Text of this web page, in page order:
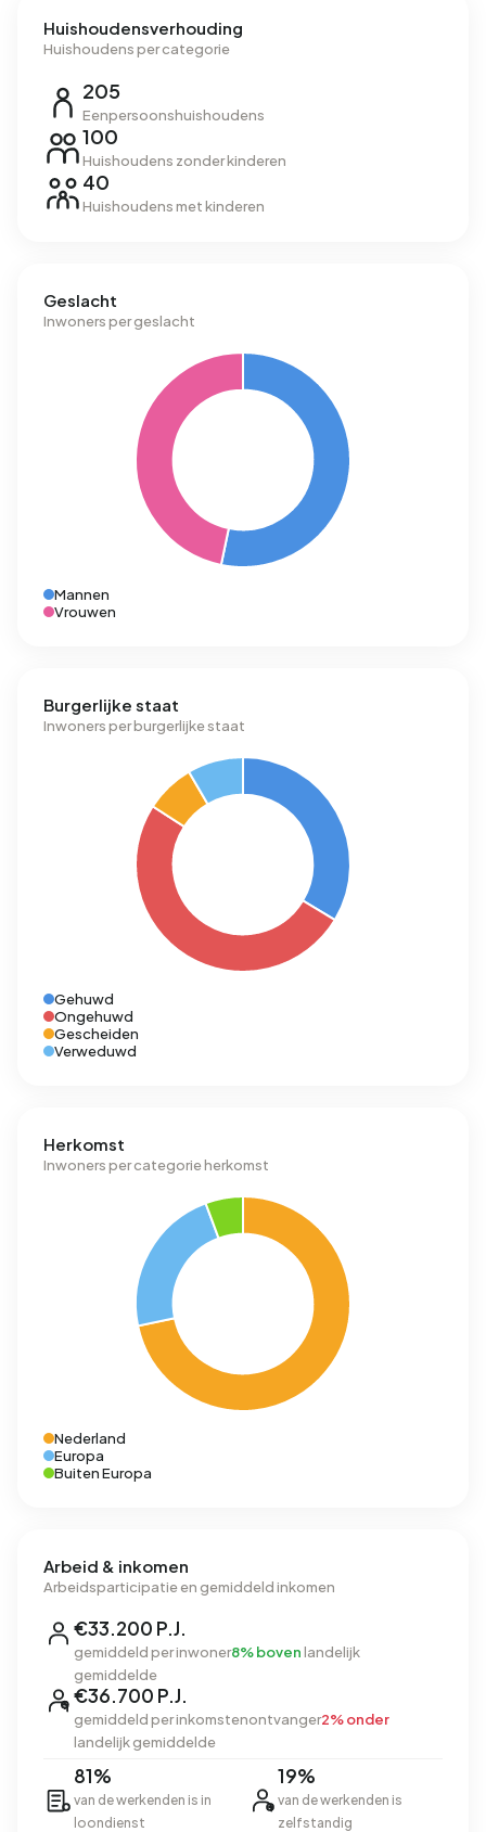
Huishoudensverhouding
Huishoudens per categorie
205
Eenpersoonshuishoudens
100
Huishoudens zonder kinderen
40
Huishoudens met kinderen
Geslacht
Inwoners per geslacht
Mannen
Vrouwen
Burgerlijke staat
Inwoners per burgerlijke staat
Gehuwd
Ongehuwd
Gescheiden
Verweduwd
Herkomst
Inwoners per categorie herkomst
Nederland
Europa
Buiten Europa
Arbeid & inkomen
Arbeidsparticipatie en gemiddeld inkomen
€33.200 P.J.
gemiddeld per inwoner8% bovenlandelijk
gemiddelde
€36.700 P.J.
gemiddeld per inkomstenontvanger2% onder
landelijk gemiddelde
81%
van de werkenden is in
loondienst
19%
van de werkenden is
zelfstandig